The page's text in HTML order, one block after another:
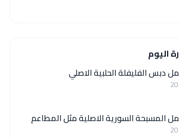
اليوم
دبس الفليفلة الحلبية الاصلي
المسبحة السورية الاصلية مثل المطاعم